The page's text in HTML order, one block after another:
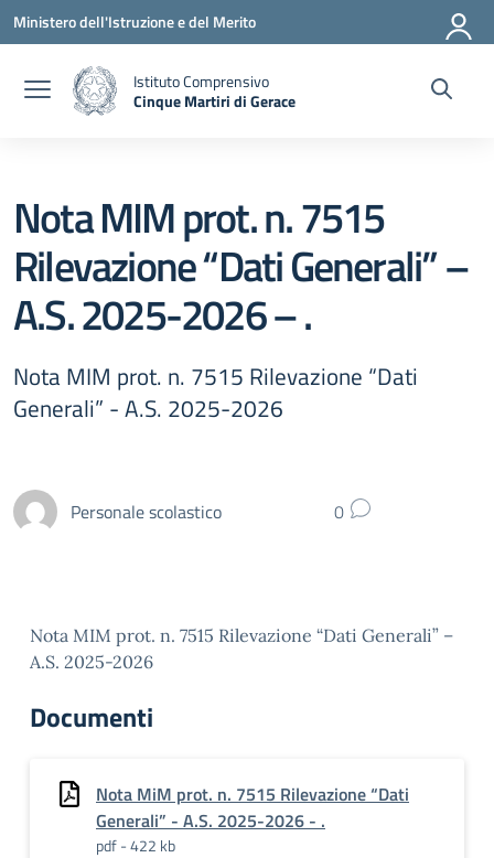
Vai ai contenuti
Vai al menu di navigazione
Vai al footer
Ministero dell'Istruzione e del Merito
Istituto Comprensivo
Cinque Martiri di Gerace
Nota MIM prot. n. 7515
Rilevazione “Dati Generali” –
A.S. 2025-2026 – .
Nota MIM prot. n. 7515 Rilevazione “Dati
Generali” - A.S. 2025-2026
Personale scolastico 0
Nota MIM prot. n. 7515 Rilevazione “Dati Generali” –
A.S. 2025-2026
Documenti
Nota MiM prot. n. 7515 Rilevazione “Dati
Generali” - A.S. 2025-2026 - .
pdf - 422 kb